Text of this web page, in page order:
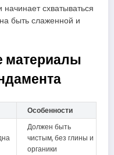
схватываться
быть слаженной и
материалы
Особенности
Должен быть
чистым, без глины и
органики